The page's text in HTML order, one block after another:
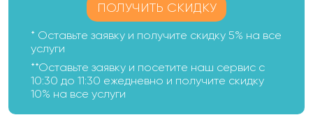
ПОЛУЧИТЬ СКИДКУ
* Оставьте заявку и получите скидку 5% на все
услуги
**Оставьте заявку и посетите наш сервис с
10:30 до 11:30 ежедневно и получите скидку
10% на все услуги